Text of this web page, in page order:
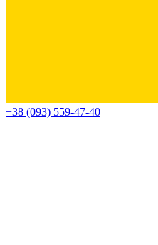
+38 (093) 559-47-40